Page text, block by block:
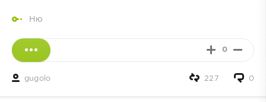
Ню
0
gugolo 0
227